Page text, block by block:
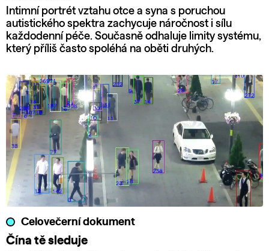
Intimní portrét vztahu otce a syna s poruchou
autistického spektra zachycuje náročnost i sílu
každodenní péče. Současně odhaluje limity systému,
který příliš často spoléhá na oběti druhých.
Celovečerní dokument
Čína tě sleduje